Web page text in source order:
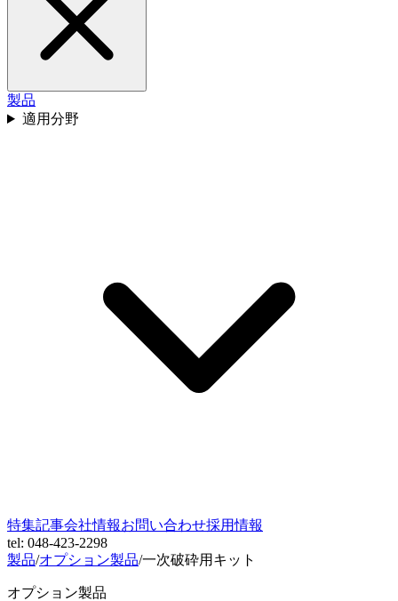
製品
適用分野
特集記事会社情報お問い合わせ採用情報
tel: 048-423-2298
製品/オプション製品/一次破砕用キット
オプション製品